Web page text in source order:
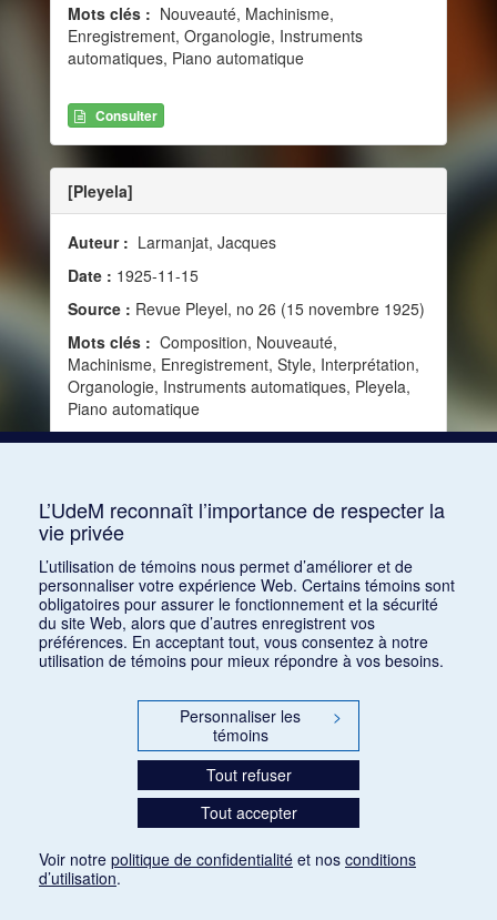
Mots clés : Nouveauté, Machinisme,
Enregistrement, Organologie, Instruments
automatiques, Piano automatique
Consulter
[Pleyela]
Auteur : Larmanjat, Jacques
Date : 1925-11-15
Source : Revue Pleyel, no 26 (15 novembre 1925)
Mots clés : Composition, Nouveauté,
Machinisme, Enregistrement, Style, Interprétation,
Organologie, Instruments automatiques, Pleyela,
Piano automatique
1 2 3 4 5 … 39
L’UdeM reconnaît l’importance de respecter la
vie privée
L’utilisation de témoins nous permet d’améliorer et de
personnaliser votre expérience Web. Certains témoins sont
obligatoires pour assurer le fonctionnement et la sécurité
du site Web, alors que d’autres enregistrent vos
préférences. En acceptant tout, vous consentez à notre
utilisation de témoins pour mieux répondre à vos besoins.
Personnaliser les
témoins
>
Tout refuser
Tout accepter
Voir notre politique de confidentialité et nos conditions
d’utilisation.